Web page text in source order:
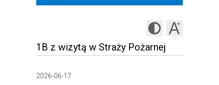
1B z wizytą w Straży Pożarnej
2026-06-17